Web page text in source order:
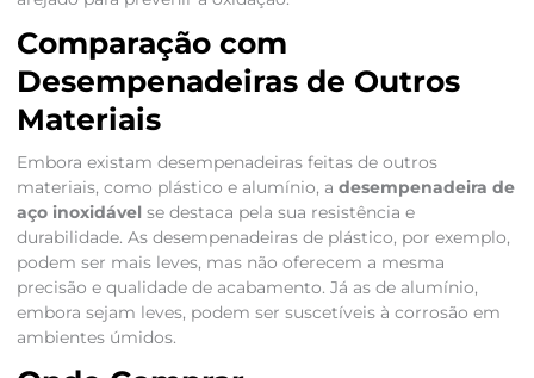
Comparação com
Desempenadeiras de Outros
Materiais
Embora existam desempenadeiras feitas de outros
materiais, como plástico e alumínio, a desempenadeira de
aço inoxidável se destaca pela sua resistência e
durabilidade. As desempenadeiras de plástico, por exemplo,
podem ser mais leves, mas não oferecem a mesma
precisão e qualidade de acabamento. Já as de alumínio,
embora sejam leves, podem ser suscetíveis à corrosão em
ambientes úmidos.